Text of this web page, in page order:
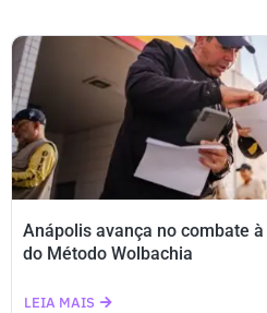
Anápolis avança no combate
do Método Wolbachia
LEIA MAIS